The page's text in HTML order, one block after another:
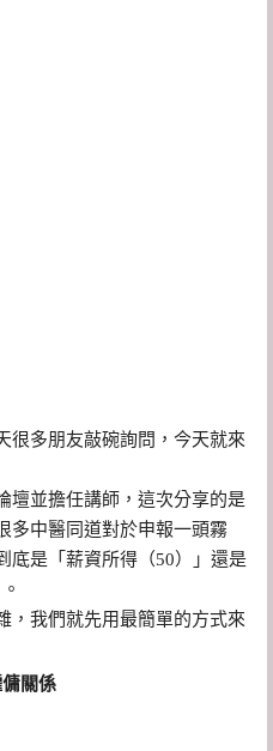
很多朋友敲碗詢問，今天就來
壇並擔任講師，這次分享的是
多中醫同道對於申報一頭霧
底是「薪資所得（50）」還是
，我們就先用最簡單的方式來
關係